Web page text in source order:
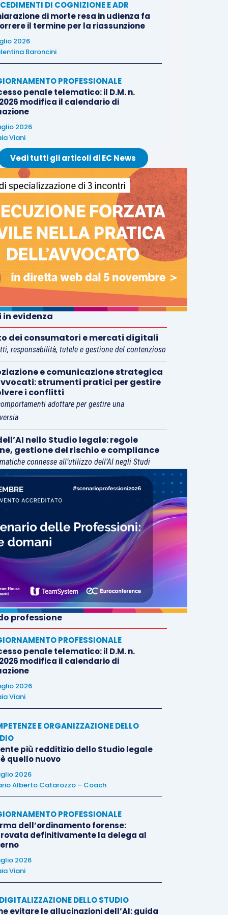
DI COGNIZIONE E ADR
di morte resa in udienza fa
il termine per la riassunzione
2026
Baroncini
PROFESSIONALE
penale telematico: il D.M. n.
modifica il calendario di
2026
Viani
Vedi tutti gli articoli di EC News
in evidenza
dei consumatori e mercati digitali
responsabilità, tutele e gestione del contenzioso
e comunicazione strategica
strumenti pratici per gestire
i conflitti
adottare per gestire una
nello Studio legale: regole
gestione del rischio e compliance
connesse all’utilizzo dell’AI negli Studi
professione
PROFESSIONALE
penale telematico: il D.M. n.
modifica il calendario di
2026
Viani
E ORGANIZZAZIONE DELLO
più redditizio dello Studio legale
quello nuovo
2026
Alberto Catarozzo – Coach
PROFESSIONALE
dell’ordinamento forense:
definitivamente la delega al
2026
Viani
DELLO STUDIO
evitare le allucinazioni dell’AI: guida